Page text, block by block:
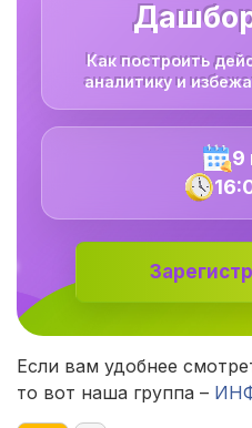
Как построить
аналитику и
9
Если вам удобнее
то вот наша группа –